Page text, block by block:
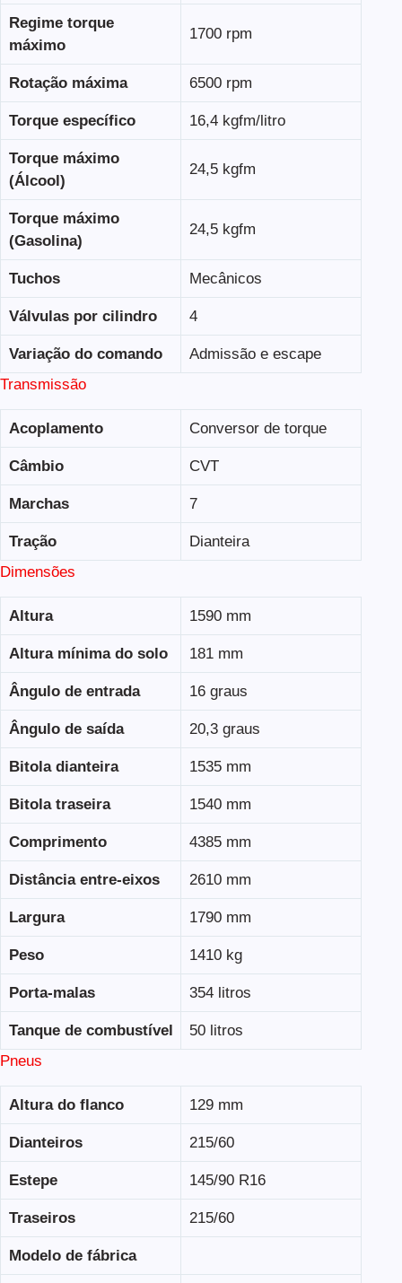
Regime torque
máximo
1700 rpm
Rotação máxima 6500 rpm
Torque específico 16,4 kgfm/litro
Torque máximo
(Álcool)
24,5 kgfm
Torque máximo
(Gasolina)
24,5 kgfm
Tuchos Mecânicos
Válvulas por cilindro 4
Variação do comando
Admissão e escape
Transmissão
Acoplamento Conversor de torque
Câmbio CVT
Marchas 7
Tração
Dianteira
Dimensões
Altura 1590 mm
Altura mínima do solo 181 mm
Ângulo de entrada 16 graus
Ângulo de saída 20,3 graus
Bitola dianteira 1535 mm
Bitola traseira 1540 mm
Comprimento 4385 mm
Distância entre-eixos 2610 mm
Largura 1790 mm
Peso 1410 kg
Porta-malas 354 litros
Tanque de combustível
50 litros
Pneus
Altura do flanco 129 mm
Dianteiros 215/60
Estepe 145/90 R16
Traseiros 215/60
Modelo de fábrica